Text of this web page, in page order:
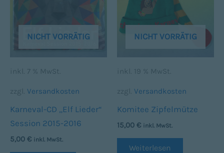
NICHT VORRÄTIG
inkl. 7 % MwSt.
zzgl. Versandkosten
Karneval-CD „Elf Lieder“
Session 2015-2016
5,00 € inkl. MwSt.
NICHT VORRÄTIG
inkl. 19 % MwSt.
zzgl. Versandkosten
Komitee Zipfelmütze
15,00 € inkl. MwSt.
Weiterlesen